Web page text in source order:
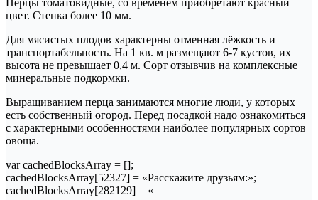
Перцы томатовидные, со временем приобретают красный
цвет. Стенка более 10 мм.
Для мясистых плодов характерны отменная лёжкость и
транспортабельность. На 1 кв. м размещают 6-7 кустов, их
высота не превышает 0,4 м. Сорт отзывчив на комплексные
минеральные подкормки.
Выращиванием перца занимаются многие люди, у которых
есть собственный огород. Перед посадкой надо ознакомиться
с характерными особенностями наиболее популярных сортов
овоща.
var cachedBlocksArray = [];
cachedBlocksArray[52327] = «Расскажите друзьям:»;
cachedBlocksArray[282129] = «